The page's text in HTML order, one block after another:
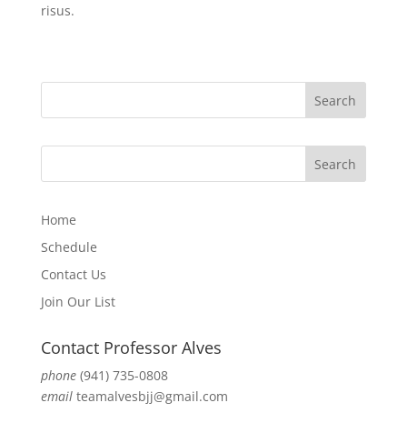
risus.
Home
Schedule
Contact Us
Join Our List
Contact Professor Alves
phone(941) 735-0808
email teamalvesbjj@gmail.com